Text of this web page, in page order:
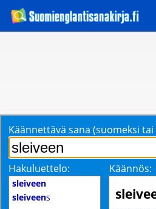
Käännettävä sana (suomeksi
Hakuluettelo: Käännös:
sleiveen
sleiveens